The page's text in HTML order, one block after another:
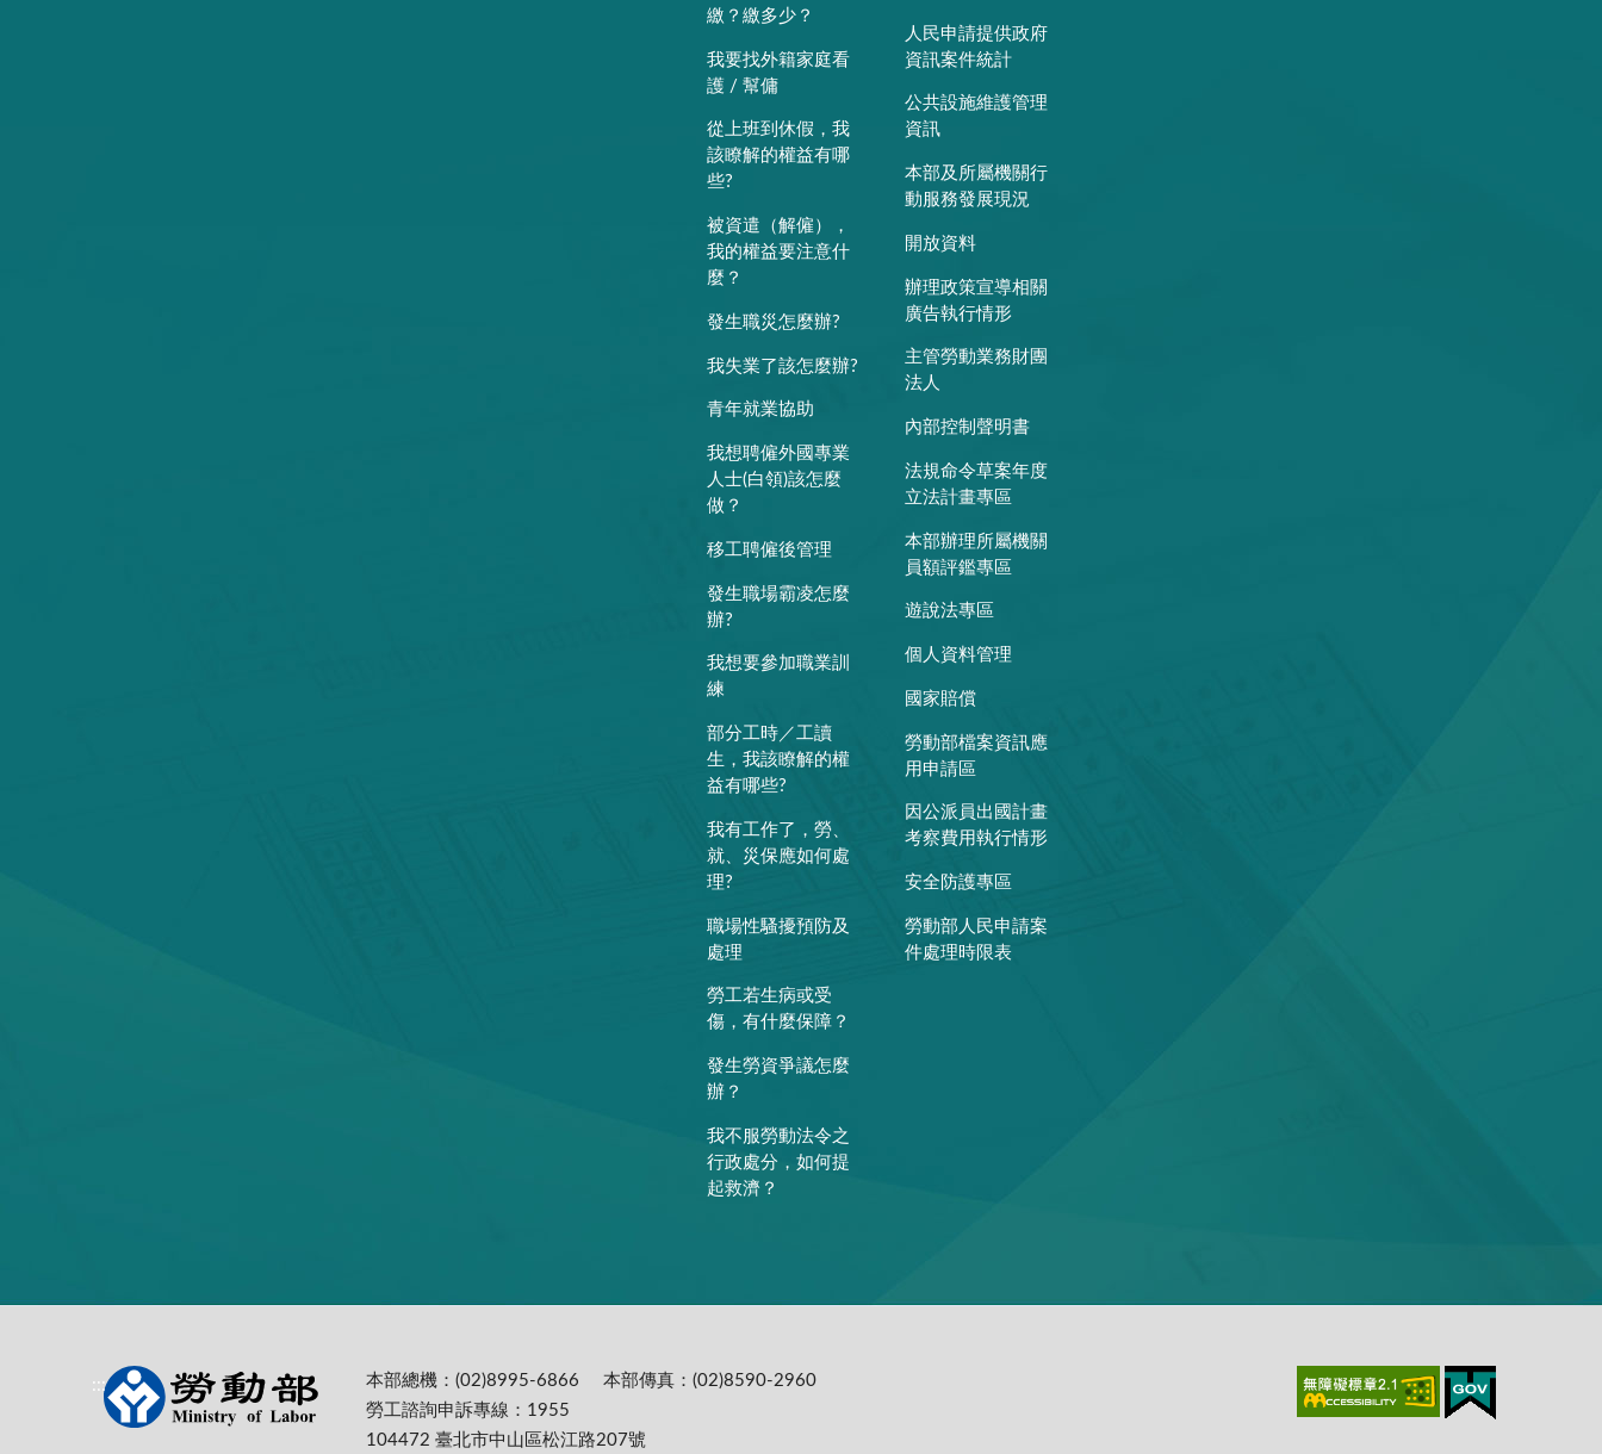
繳？繳多少？
我要找外籍家庭看
護 / 幫傭
從上班到休假，我
該瞭解的權益有哪
些?
被資遣（解僱），
我的權益要注意什
麼？
發生職災怎麼辦?
我失業了該怎麼辦?
青年就業協助
我想聘僱外國專業
人士(白領)該怎麼
做？
移工聘僱後管理
發生職場霸凌怎麼
辦?
我想要參加職業訓
練
部分工時／工讀
生，我該瞭解的權
益有哪些?
我有工作了，勞、
就、災保應如何處
理?
職場性騷擾預防及
處理
勞工若生病或受
傷，有什麼保障？
發生勞資爭議怎麼
辦？
我不服勞動法令之
行政處分，如何提
起救濟？
人民申請提供政府
資訊案件統計
公共設施維護管理
資訊
本部及所屬機關行
動服務發展現況
開放資料
辦理政策宣導相關
廣告執行情形
主管勞動業務財團
法人
內部控制聲明書
法規命令草案年度
立法計畫專區
本部辦理所屬機關
員額評鑑專區
遊說法專區
個人資料管理
國家賠償
勞動部檔案資訊應
用申請區
因公派員出國計畫
考察費用執行情形
安全防護專區
勞動部人民申請案
件處理時限表
::: 本部總機：(02)8995-6866
本部傳真：(02)8590-2960
勞工諮詢申訴專線：1955
104472 臺北市中山區松江路207號